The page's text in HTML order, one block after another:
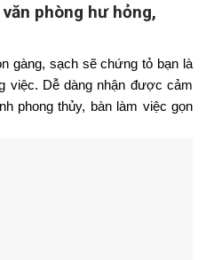
phòng hư hỏng,
gàng, sạch sẽ chứng tỏ bạn là
việc. Dễ dàng nhận được cảm
phong thủy, bàn làm việc gọn